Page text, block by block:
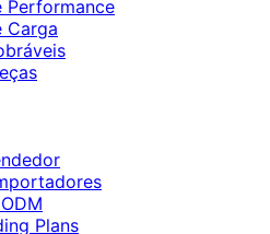
Performance
Carga
Plans